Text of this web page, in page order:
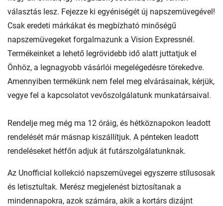
választás lesz. Fejezze ki egyéniségét új napszemüvegével!
Csak eredeti márkákat és megbízható minőségű
napszemüvegeket forgalmazunk a Vision Expressnél.
Termékeinket a lehető legrövidebb idő alatt juttatjuk el
Önhöz, a legnagyobb vásárlói megelégedésre törekedve.
Amennyiben termékünk nem felel meg elvárásainak, kérjük,
vegye fel a kapcsolatot vevőszolgálatunk munkatársaival.
Rendelje meg még ma 12 óráig, és hétköznapokon leadott
rendelését már másnap kiszállítjuk. A pénteken leadott
rendeléseket hétfőn adjuk át futárszolgálatunknak.
Az Unofficial kollekció napszemüvegei egyszerre stílusosak
és letisztultak. Merész megjelenést biztosítanak a
mindennapokra, azok számára, akik a kortárs dizájnt